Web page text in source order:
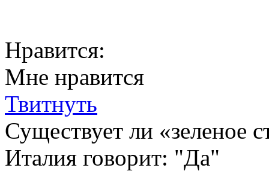
Нравится:
Мне нравится
Твитнуть
Существует ли «зеленое
Италия говорит: "Да"